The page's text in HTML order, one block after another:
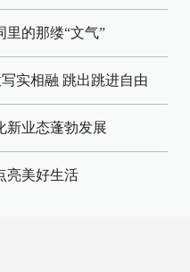
里的那缕“文气”
实相融 跳出跳进自由
新业态蓬勃发展
亮美好生活